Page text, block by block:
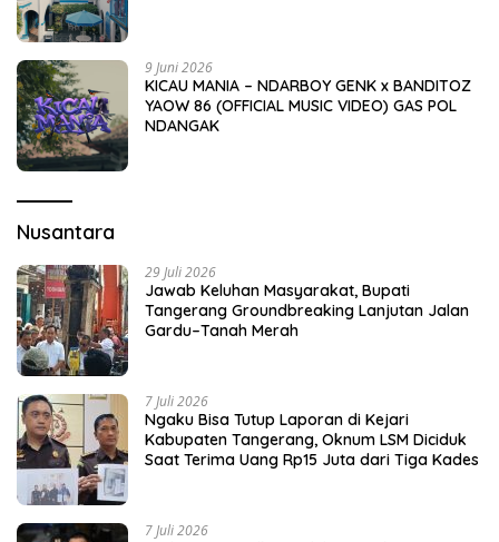
9 Juni 2026
KICAU MANIA – NDARBOY GENK x BANDITOZ
YAOW 86 (OFFICIAL MUSIC VIDEO) GAS POL
NDANGAK
Nusantara
29 Juli 2026
Jawab Keluhan Masyarakat, Bupati
Tangerang Groundbreaking Lanjutan Jalan
Gardu–Tanah Merah
7 Juli 2026
Ngaku Bisa Tutup Laporan di Kejari
Kabupaten Tangerang, Oknum LSM Diciduk
Saat Terima Uang Rp15 Juta dari Tiga Kades
7 Juli 2026